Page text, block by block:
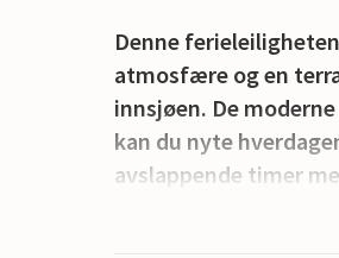
Denne
atmosfære og en
innsjøen. De
kan du nyte
avslappende timer